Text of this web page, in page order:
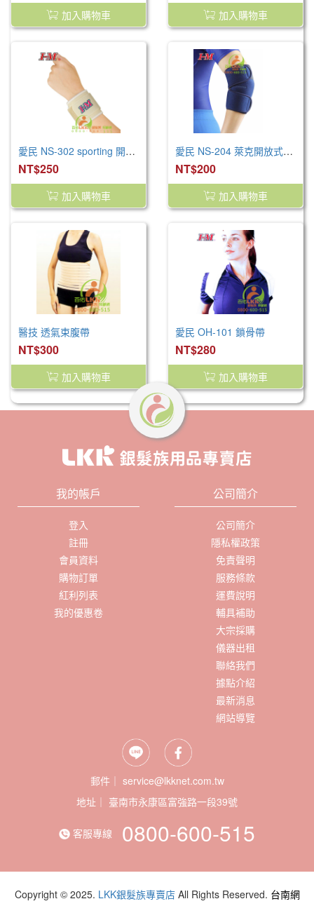
加入購物車 加入購物車
愛民 NS-302 sporting 開放式護腕
NT$250
加入購物車
愛民 NS-204 萊克開放式護肘(未滅菌)
NT$200
加入購物車
醫技 透氣束腹帶
NT$300
加入購物車
愛民 OH-101 鎖骨帶
NT$280
加入購物車
我的帳戶
登入
註冊
會員資料
購物訂單
紅利列表
我的優惠卷
公司簡介
公司簡介
隱私權政策
免責聲明
服務條款
運費說明
輔具補助
大宗採購
儀器出租
聯絡我們
據點介紹
最新消息
網站導覽
郵件｜ service@lkknet.com.tw
地址｜
客服專線 0800-600-515
Copyright © 2025. LKK銀髮族專賣店All Rights Reserved. 台南網